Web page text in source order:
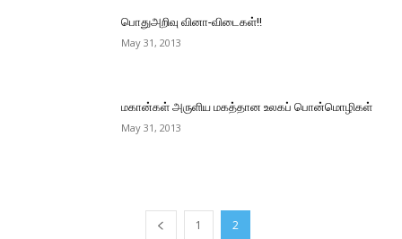
பொதுஅறிவு வினா-விடைகள்!!
May 31, 2013
மகான்கள் அருளிய மகத்தான உலகப் பொன்மொழிகள்
May 31, 2013
1 2